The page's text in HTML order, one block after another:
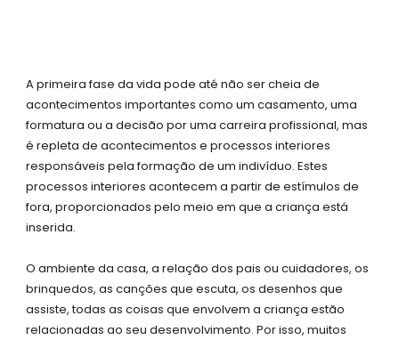
o
o
k
-
s
q
u
r
e
g
r
a
m
b
e
a
p
p
A primeira fase da vida pode até não ser cheia de
acontecimentos importantes como um casamento, uma
formatura ou a decisão por uma carreira profissional, mas
é repleta de acontecimentos e processos interiores
responsáveis pela formação de um indivíduo. Estes
processos interiores acontecem a partir de estímulos de
fora, proporcionados pelo meio em que a criança está
inserida.
O ambiente da casa, a relação dos pais ou cuidadores, os
brinquedos, as canções que escuta, os desenhos que
assiste, todas as coisas que envolvem a criança estão
relacionadas ao seu desenvolvimento. Por isso, muitos